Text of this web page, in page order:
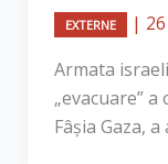
EXTERNE |
Armata
„evacuare”
Fâşia Gaza,